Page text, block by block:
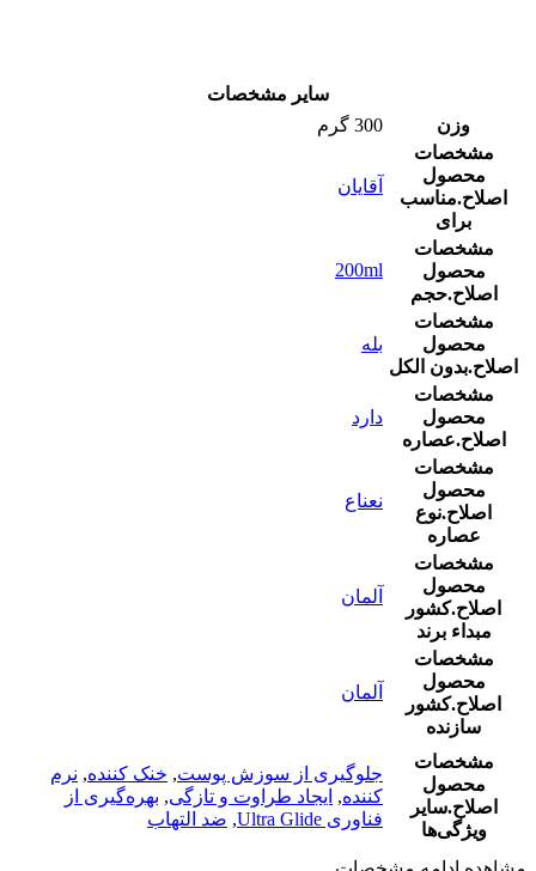
سایر مشخصات
وزن
300 گرم
مشخصات
محصول
اصلاح.مناسب
برای
آقایان
مشخصات
محصول
اصلاح.حجم
200ml
مشخصات
محصول
اصلاح.بدون الکل
بله
مشخصات
محصول
اصلاح.عصاره
دارد
مشخصات
محصول
اصلاح.نوع
عصاره
نعناع
مشخصات
محصول
اصلاح.کشور
مبداء برند
آلمان
مشخصات
محصول
اصلاح.کشور
سازنده
آلمان
مشخصات
محصول
اصلاح.سایر
ویژگی‌ها
جلوگیری از سوزش پوست, خنک کننده, نرم
کننده, ایجاد طراوت و تازگی, بهره‌گیری از
فناوری Ultra Glide
, ضد التهاب